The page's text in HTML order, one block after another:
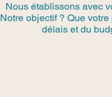
Nous établissons avec
Notre objectif ? Que
délais et du